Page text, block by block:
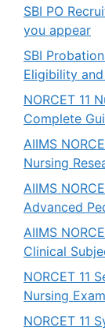
SBI PO
you appear
SBI
Eligibility
NORCET 11
Complete
AIIMS
Nursing
AIIMS
Advanced
AIIMS
Clinical
NORCET 11
Nursing
NORCET 11